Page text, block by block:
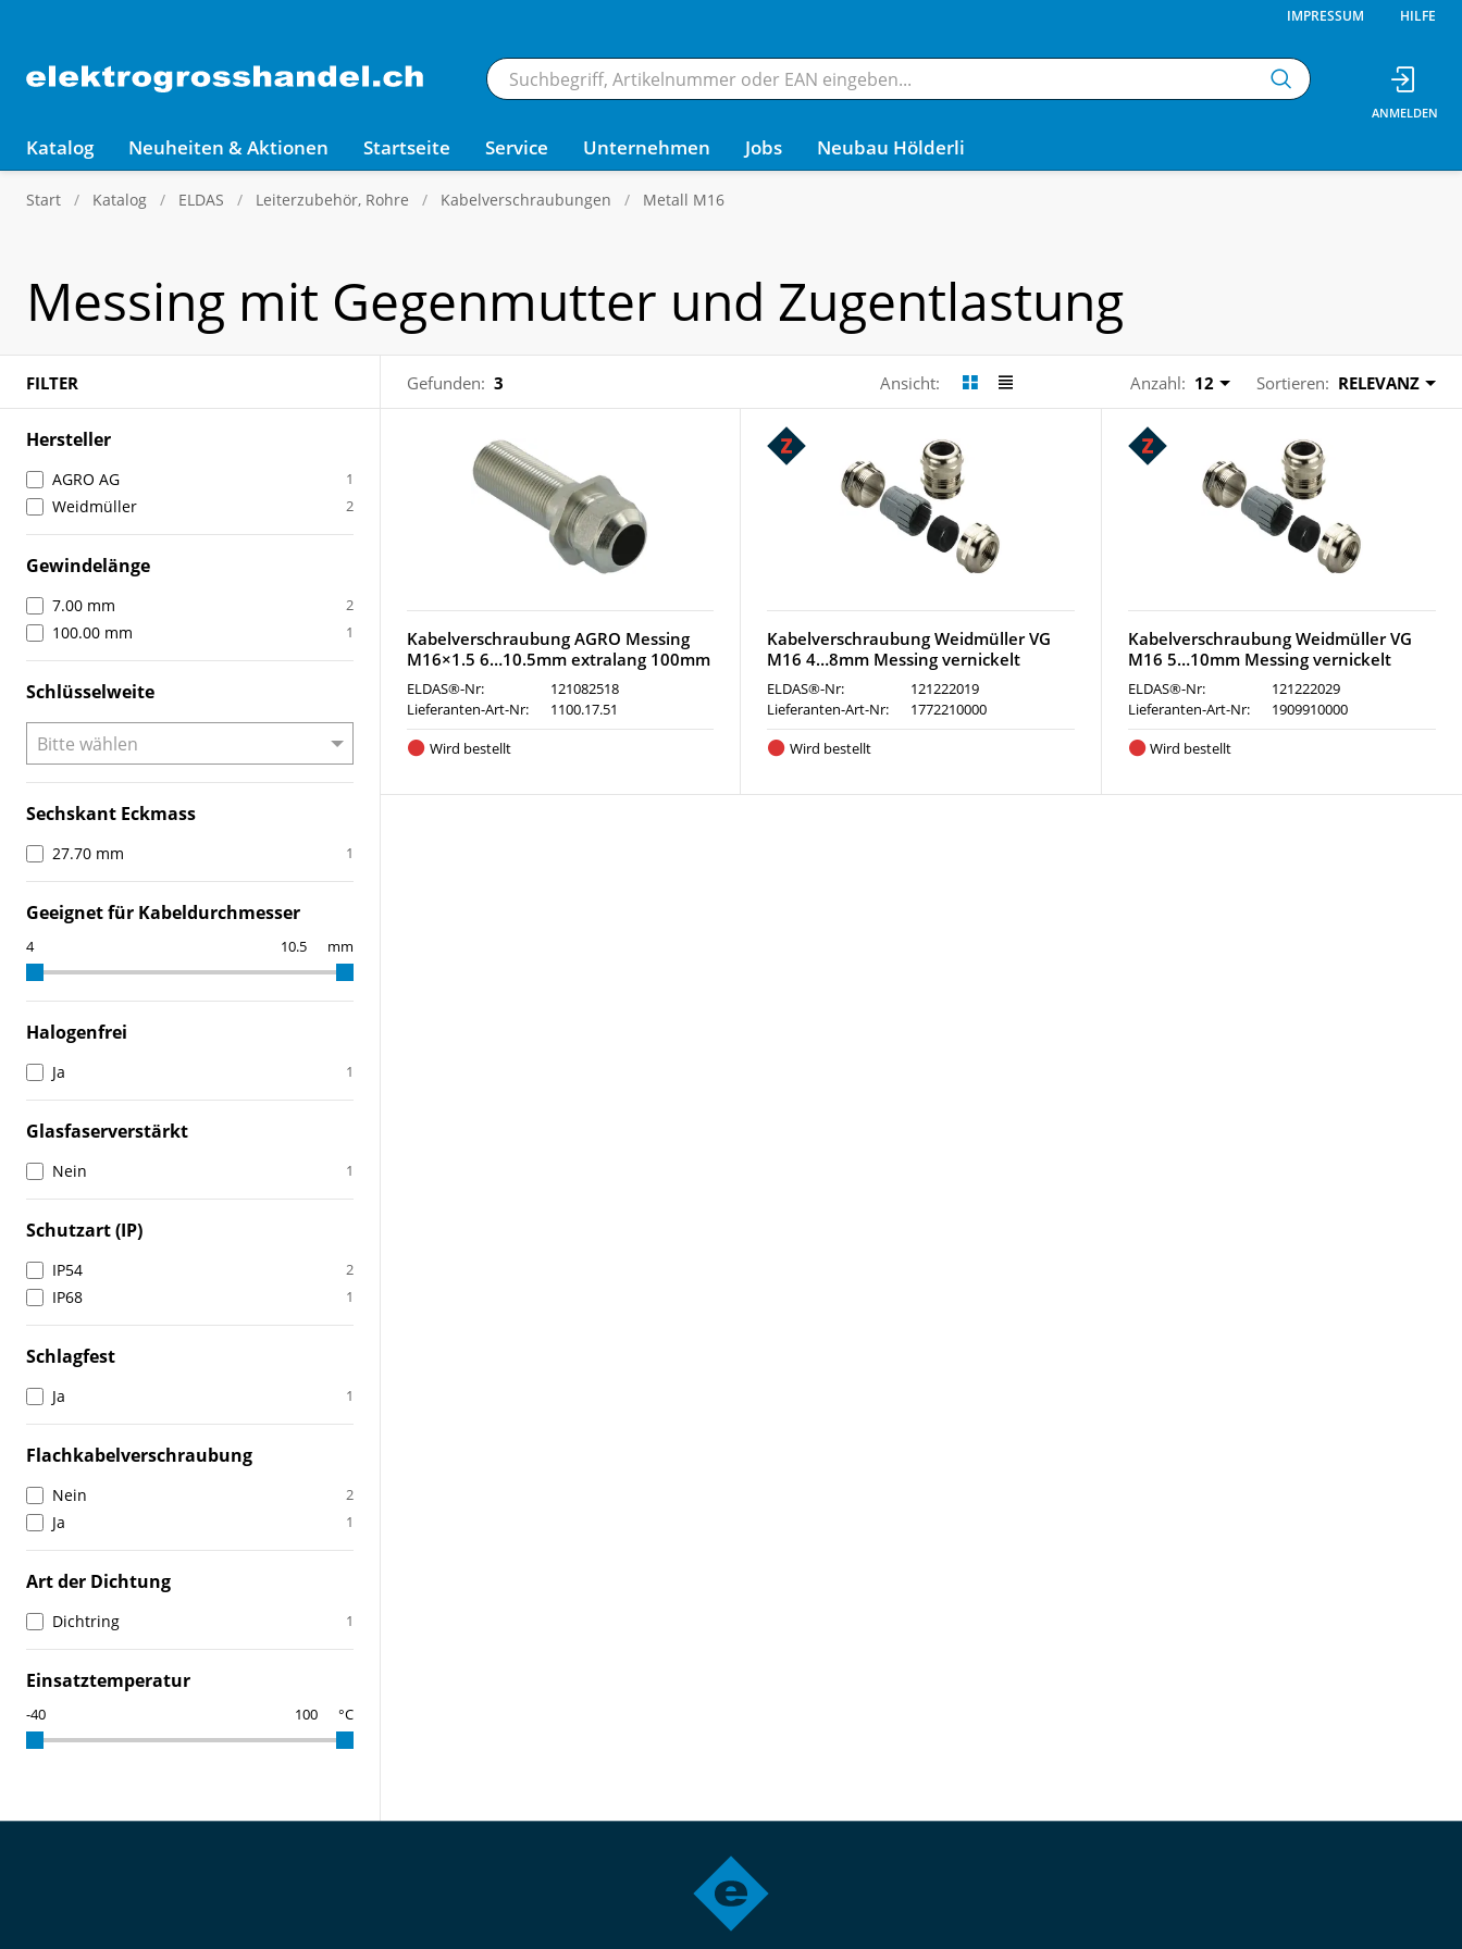
IMPRESSUM HILFE
Katalog Neuheiten & Aktionen Startseite Service Unternehmen Jobs Neubau Hölderli
Start Katalog ELDAS Leiterzubehör, Rohre Kabelverschraubungen Metall M16
Messing mit Gegenmutter und Zugentlastung
FILTER Gefunden: 3 Ansicht: Anzahl: 12 Sortieren: RELEVANZ
Hersteller
AGRO AG 1
Weidmüller 2
Gewindelänge
7.00 mm 2
100.00 mm 1
Schlüsselweite
Sechskant Eckmass
27.70 mm 1
Geeignet für Kabeldurchmesser
mm
Halogenfrei
Ja 1
Glasfaserverstärkt
Nein 1
Schutzart (IP)
IP54 2
IP68 1
Schlagfest
Ja 1
Flachkabelverschraubung
Nein 2
Ja 1
Art der Dichtung
Dichtring 1
Einsatztemperatur
°C
Kabelverschraubung AGRO Messing
M16×1.5 6…10.5mm extralang 100mm
ELDAS®-Nr:
121082518
Lieferanten-Art-Nr:
1100.17.51
Wird bestellt
Kabelverschraubung Weidmüller VG
M16 4…8mm Messing vernickelt
ELDAS®-Nr:
121222019
Lieferanten-Art-Nr:
1772210000
Wird bestellt
Kabelverschraubung Weidmüller VG
M16 5…10mm Messing vernickelt
ELDAS®-Nr:
121222029
Lieferanten-Art-Nr:
1909910000
Wird bestellt